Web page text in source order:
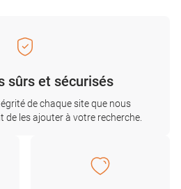
sûrs et sécurisés
de chaque site que nous
les ajouter à votre recherche.